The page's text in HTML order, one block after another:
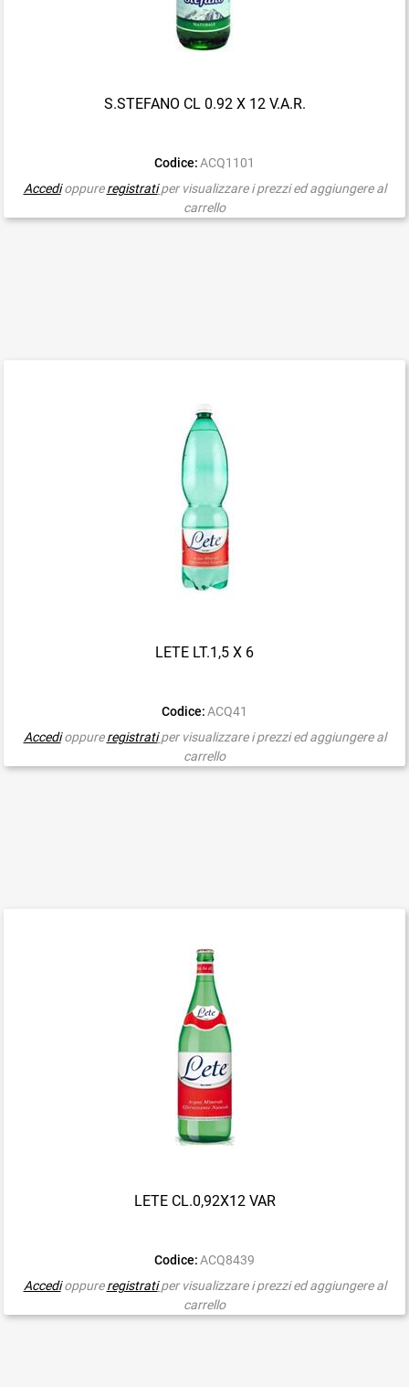
S.STEFANO CL 0.92 X 12 V.A.R.
Codice: ACQ1101
Accedioppureregistrati per visualizzare i prezzi ed aggiungere al
carrello
LETE LT.1,5 X 6
Codice: ACQ41
Accedioppureregistrati per visualizzare i prezzi ed aggiungere al
carrello
LETE CL.0,92X12 VAR
Codice: ACQ8439
Accedioppureregistrati per visualizzare i prezzi ed aggiungere al
carrello